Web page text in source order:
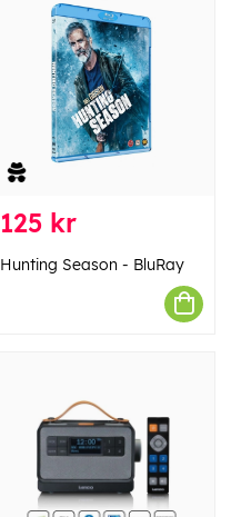
125 kr
Hunting Season - BluRay